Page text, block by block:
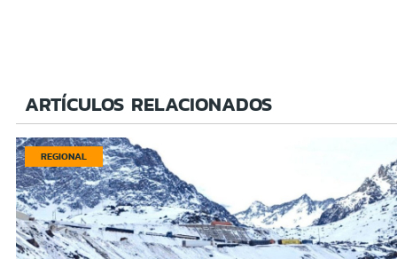
ARTÍCULOS RELACIONADOS
REGIONAL